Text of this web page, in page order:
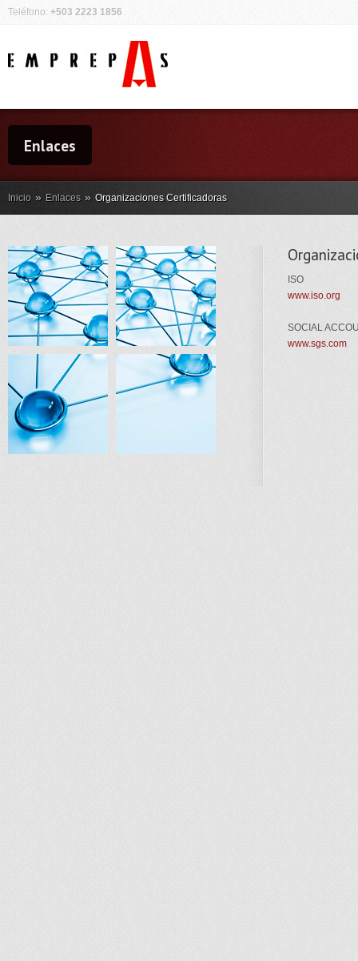
Teléfono: +503 2223 1856
Enlaces
Inicio » Enlaces » Organizaciones Certificadoras
ISO
www.iso.org
SOCIAL
www.sgs.com